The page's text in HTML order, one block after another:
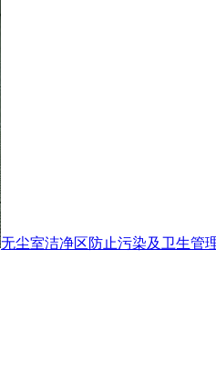
无尘室洁净区防止污染及卫生管